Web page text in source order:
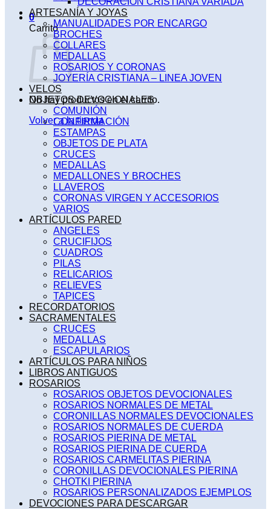
0
Carrito
No hay productos en el carrito.
Volver a la tienda
ARTESANÍA Y JOYAS
MANUALIDADES POR ENCARGO
BROCHES
COLLARES
MEDALLAS
ROSARIOS Y CORONAS
JOYERÍA CRISTIANA – LINEA JOVEN
VELOS
OBJETOS DEVOCIONALES
COMUNIÓN
CONFIRMACIÓN
ESTAMPAS
OBJETOS DE PLATA
CRUCES
MEDALLAS
MEDALLONES Y BROCHES
LLAVEROS
CORONAS VIRGEN Y ACCESORIOS
VARIOS
ARTÍCULOS PARED
ANGELES
CRUCIFIJOS
CUADROS
PILAS
RELICARIOS
RELIEVES
TAPICES
RECORDATORIOS
SACRAMENTALES
CRUCES
MEDALLAS
ESCAPULARIOS
ARTÍCULOS PARA NIÑOS
LIBROS ANTIGUOS
ROSARIOS
ROSARIOS OBJETOS DEVOCIONALES
ROSARIOS NORMALES DE METAL
CORONILLAS NORMALES DEVOCIONALES
ROSARIOS NORMALES DE CUERDA
ROSARIOS PIERINA DE METAL
ROSARIOS PIERINA DE CUERDA
ROSARIOS CARMELITAS PIERINA
CORONILLAS DEVOCIONALES PIERINA
CHOTKI PIERINA
ROSARIOS PERSONALIZADOS EJEMPLOS
DEVOCIONES PARA DESCARGAR